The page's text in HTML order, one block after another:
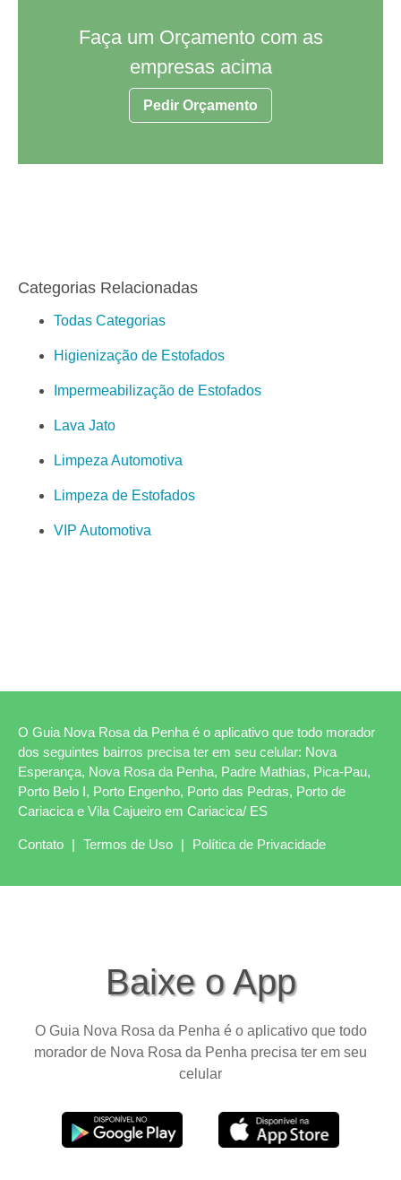
Faça um Orçamento com as
empresas acima
Pedir Orçamento
Categorias Relacionadas
Todas Categorias
Higienização de Estofados
Impermeabilização de Estofados
Lava Jato
Limpeza Automotiva
Limpeza de Estofados
VIP Automotiva
O Guia Nova Rosa da Penha é o aplicativo que todo morador
dos seguintes bairros precisa ter em seu celular: Nova
Esperança, Nova Rosa da Penha, Padre Mathias, Pica-Pau,
Porto Belo I, Porto Engenho, Porto das Pedras, Porto de
Cariacica e Vila Cajueiro em Cariacica/ ES
Contato | Termos de Uso | Política de Privacidade
Baixe o App
O Guia Nova Rosa da Penha é o aplicativo que todo
morador de Nova Rosa da Penha precisa ter em seu
celular